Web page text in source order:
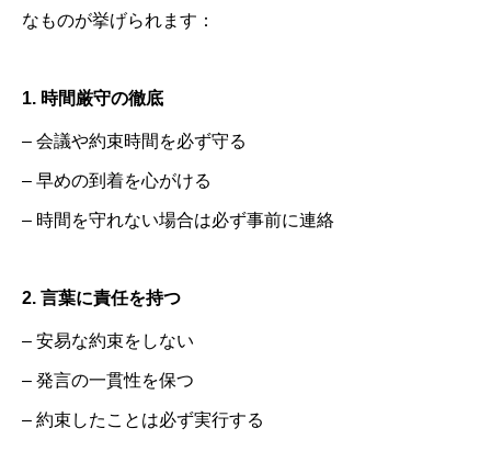
なものが挙げられます：
1. 時間厳守の徹底
– 会議や約束時間を必ず守る
– 早めの到着を心がける
– 時間を守れない場合は必ず事前に連絡
2. 言葉に責任を持つ
– 安易な約束をしない
– 発言の一貫性を保つ
– 約束したことは必ず実行する